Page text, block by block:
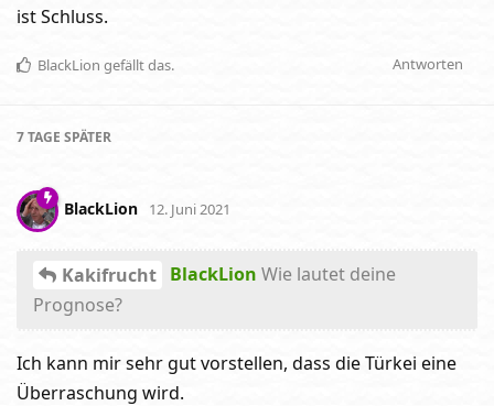
ist Schluss.
Antworten
BlackLion gefällt das.
7 TAGE SPÄTER
BlackLion 12. Juni 2021
Kakifrucht BlackLion Wie lautet deine
Prognose?
Ich kann mir sehr gut vorstellen, dass die Türkei eine
Überraschung wird.